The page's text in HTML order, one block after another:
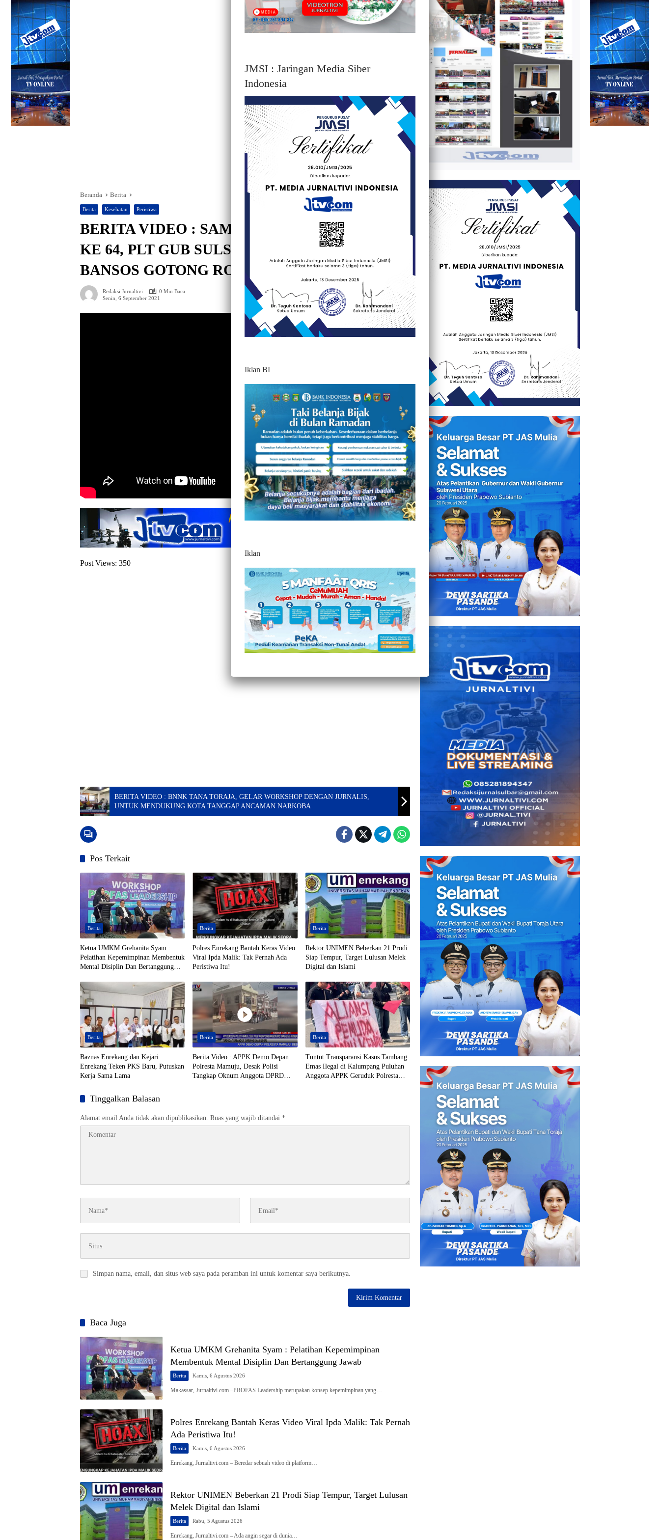
Beranda Berita
Berita Kesehatan Peristiwa
BERITA VIDEO : SAMBUT HUT TANA TORAJA
KE 64, PLT GUB SULSEL, LEPAS GEBYAR
BANSOS GOTONG ROYONG
Redaksi Jurnaltivi
0 Min Baca
Senin, 6 September 2021
Post Views: 350
BERITA VIDEO : BNNK TANA TORAJA, GELAR WORKSHOP DENGAN JURNALIS,
UNTUK MENDUKUNG KOTA TANGGAP ANCAMAN NARKOBA
Pos Terkait
Berita
Ketua UMKM Grehanita Syam :
Pelatihan Kepemimpinan Membentuk
Mental Disiplin Dan Bertanggung
Berita
Polres Enrekang Bantah Keras Video
Viral Ipda Malik: Tak Pernah Ada
Peristiwa Itu!
Berita
Rektor UNIMEN Beberkan 21 Prodi
Siap Tempur, Target Lulusan Melek
Digital dan Islami
Berita
Baznas Enrekang dan Kejari
Enrekang Teken PKS Baru, Putuskan
Kerja Sama Lama
Berita
Berita Video : APPK Demo Depan
Polresta Mamuju, Desak Polisi
Tangkap Oknum Anggota DPRD
Berita
Tuntut Transparansi Kasus Tambang
Emas Ilegal di Kalumpang Puluhan
Anggota APPK Geruduk Polresta
Tinggalkan Balasan
Alamat email Anda tidak akan dipublikasikan. Ruas yang wajib ditandai *
Simpan nama, email, dan situs web saya pada peramban ini untuk komentar saya berikutnya.
Baca Juga
Ketua UMKM Grehanita Syam : Pelatihan Kepemimpinan
Membentuk Mental Disiplin Dan Bertanggung Jawab
Berita Kamis, 6 Agustus 2026
Makassar, Jurnaltivi.com –PROFAS Leadership merupakan konsep kepemimpinan yang…
Polres Enrekang Bantah Keras Video Viral Ipda Malik: Tak Pernah
Ada Peristiwa Itu!
Berita Kamis, 6 Agustus 2026
Enrekang, Jurnaltivi.com – Beredar sebuah video di platform…
Rektor UNIMEN Beberkan 21 Prodi Siap Tempur, Target Lulusan
Melek Digital dan Islami
Berita Rabu, 5 Agustus 2026
Enrekang, Jurnaltivi.com – Ada angin segar di dunia…
JMSI : Jaringan Media Siber
Indonesia
Iklan BI
Iklan